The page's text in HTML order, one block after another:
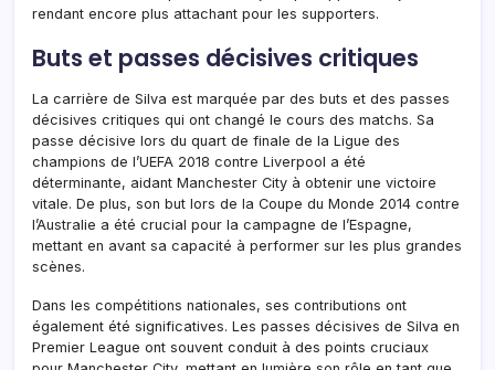
rendant encore plus attachant pour les supporters.
Buts et passes décisives critiques
La carrière de Silva est marquée par des buts et des passes
décisives critiques qui ont changé le cours des matchs. Sa
passe décisive lors du quart de finale de la Ligue des
champions de l’UEFA 2018 contre Liverpool a été
déterminante, aidant Manchester City à obtenir une victoire
vitale. De plus, son but lors de la Coupe du Monde 2014 contre
l’Australie a été crucial pour la campagne de l’Espagne,
mettant en avant sa capacité à performer sur les plus grandes
scènes.
Dans les compétitions nationales, ses contributions ont
également été significatives. Les passes décisives de Silva en
Premier League ont souvent conduit à des points cruciaux